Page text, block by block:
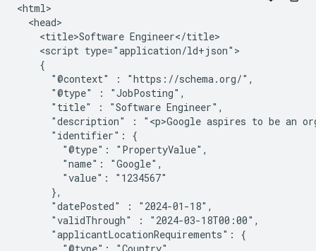
<html>
  <head>
    <title>Software Engineer</title>
    <script type="application/ld+json">
    {
      "@context" : "https://schema.org/",
      "@type" : "JobPosting",
      "title" : "Software Engineer",
"description" : "<p>Google aspires to be an
      "identifier": {
        "@type": "PropertyValue",
        "name": "Google",
        "value": "1234567"
      },
      "datePosted" : "2024-01-18",
      "validThrough" : "2024-03-18T00:00",
      "applicantLocationRequirements": {